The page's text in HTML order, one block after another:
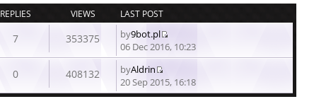
REPLIES VIEWS
LAST POST
7 353375 by9bot.pl
View
the
post
06 Dec 2016, 10:23
0 408132 byAldrin
View
the
20 Sep 2015, 16:18